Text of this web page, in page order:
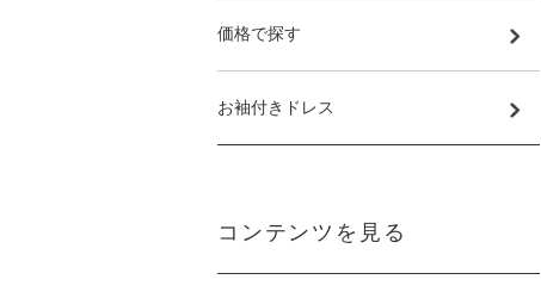
価格で探す
お袖付きドレス
コンテンツを見る